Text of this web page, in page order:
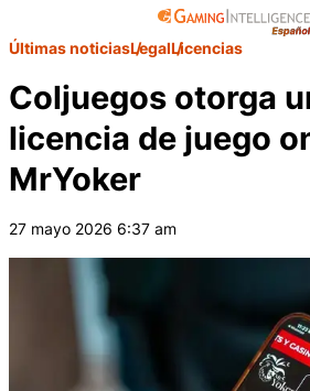
Últimas noticiasLegalLicencias
Coljuegos otorga
licencia de juego
MrYoker
27 mayo 2026 6:37 am